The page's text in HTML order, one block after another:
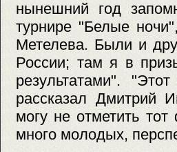
нынешний год
турнире "Белые
Метелева. Были и
России; там я в
результатами".
рассказал Дмитрий
могу не отметить
много молодых,